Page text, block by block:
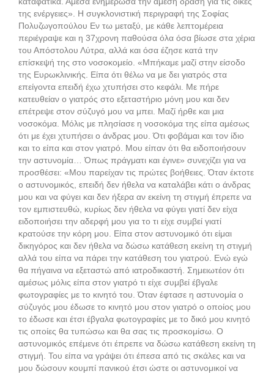
της ενέργειες». Η συγκλονιστική περιγραφή της Σοφίας
Πολυζωγοπούλου Εν τω μεταξύ, με κάθε λεπτομέρεια
περιέγραψε και η 37χρονη παθούσα όλα όσα βίωσε στα χέρια
του Απόστολου Λύτρα, αλλά και όσα έζησε κατά την
επίσκεψή της στο νοσοκομείο. «Μπήκαμε μαζί στην είσοδο
της Ευρωκλινικής. Είπα ότι θέλω να με δει γιατρός στα
επείγοντα επειδή έχω χτυπήσει στο κεφάλι. Με πήρε
κατευθείαν ο γιατρός στο εξεταστήριο μόνη μου και δεν
επέτρεψε στον σύζυγό μου να μπει. Μαζί ήρθε και μια
νοσοκόμα. Μόλις με πλησίασε η νοσοκόμα της είπα αμέσως
ότι με έχει χτυπήσει ο άνδρας μου. Ότι φοβάμαι και τον ίδιο
και το είπα και στον γιατρό. Μου είπαν ότι θα ειδοποιήσουν
την αστυνομία… Όπως πράγματι και έγινε» συνεχίζει για να
προσθέσει: «Μου παρείχαν τις πρώτες βοήθειες. Όταν έκτοτε
ο αστυνομικός, επειδή δεν ήθελα να καταλάβει κάτι ο άνδρας
μου και να φύγει και δεν ήξερα αν εκείνη τη στιγμή έπρεπε να
τον εμπιστευθώ, κυρίως δεν ήθελα να φύγει γιατί δεν είχα
ειδοποιήσει την αδερφή μου για το τι είχε συμβεί γιατί
κρατούσε την κόρη μου. Είπα στον αστυνομικό ότι είμαι
δικηγόρος και δεν ήθελα να δώσω κατάθεση εκείνη τη στιγμή
αλλά του είπα να πάρει την κατάθεση του γιατρού. Ενώ εγώ
θα πήγαινα να εξεταστώ από ιατροδικαστή. Σημειωτέον ότι
αμέσως μόλις είπα στον γιατρό τι είχε συμβεί έβγαλε
φωτογραφίες με το κινητό του. Όταν έφτασε η αστυνομία ο
σύζυγός μου έδωσε το κινητό μου στον γιατρό ο οποίος μου
το έδωσε και έτσι έβγαλα φωτογραφίες με το δικό μου κινητό
τις οποίες θα τυπώσω και θα σας τις προσκομίσω. Ο
αστυνομικός επέμενε ότι έπρεπε να δώσω κατάθεση εκείνη τη
στιγμή. Του είπα να γράψει ότι έπεσα από τις σκάλες και να
μου δώσουν κουμπί πανικού έτσι ώστε οι αστυνομικοί να